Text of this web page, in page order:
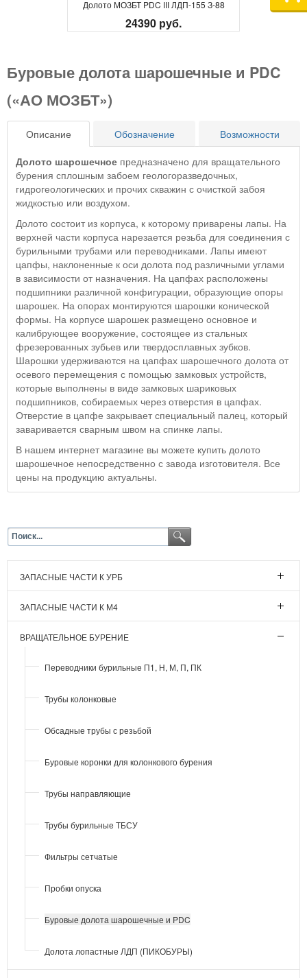
Долото МОЗБТ PDC III ЛДП-155 З-88
24390 руб.
Буровые долота шарошечные и PDC
(«АО МОЗБТ»)
Описание Обозначение
Возможности
Долото шарошечное предназначено для вращательного
бурения сплошным забоем геологоразведочных,
гидрогеологических и прочих скважин с очисткой забоя
жидкостью или воздухом.
Долото состоит из корпуса, к которому приварены лапы. На
верхней части корпуса нарезается резьба для соединения с
бурильными трубами или переводниками. Лапы имеют
цапфы, наклоненные к оси долота под различными углами
в зависимости от назначения. На цапфах расположены
подшипники различной конфигурации, образующие опоры
шарошек. На опорах монтируются шарошки конической
формы. На корпусе шарошек размещено основное и
калибрующее вооружение, состоящее из стальных
фрезерованных зубьев или твердосплавных зубков.
Шарошки удерживаются на цапфах шарошечного долота от
осевого перемещения с помощью замковых устройств,
которые выполнены в виде замковых шариковых
подшипников, собираемых через отверстия в цапфах.
Отверстие в цапфе закрывает специальный палец, который
заваривается сварным швом на спинке лапы.
В нашем интернет магазине вы можете купить долото
шарошечное непосредственно с завода изготовителя. Все
цены на продукцию актуальны.
ЗАПАСНЫЕ ЧАСТИ К УРБ
ЗАПАСНЫЕ ЧАСТИ К М4
ВРАЩАТЕЛЬНОЕ БУРЕНИЕ
Переводники бурильные П1, Н, М, П, ПК
Трубы колонковые
Обсадные трубы с резьбой
Буровые коронки для колонкового бурения
Трубы направляющие
Трубы бурильные ТБСУ
Фильтры сетчатые
Пробки опуска
Буровые долота шарошечные и PDC
Долота лопастные ЛДП (ПИКОБУРЫ)